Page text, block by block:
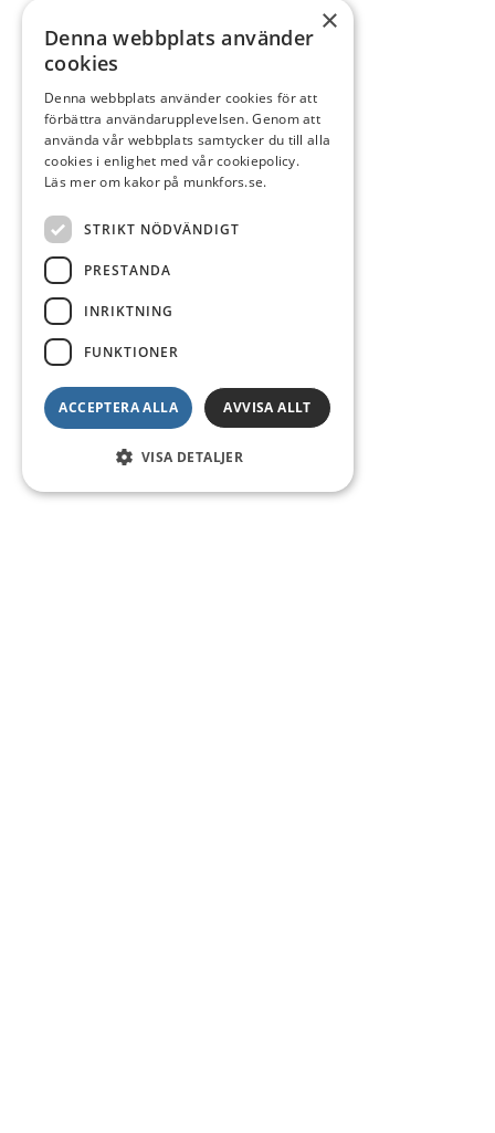
×
Denna webbplats använder
cookies
Denna webbplats använder cookies för att
förbättra användarupplevelsen. Genom att
använda vår webbplats samtycker du till alla
cookies i enlighet med vår cookiepolicy.
Läs mer om kakor på munkfors.se.
STRIKT NÖDVÄNDIGT
PRESTANDA
INRIKTNING
FUNKTIONER
ACCEPTERA ALLA AVVISA ALLT
VISA DETALJER